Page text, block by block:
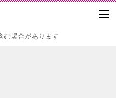
む場合があります